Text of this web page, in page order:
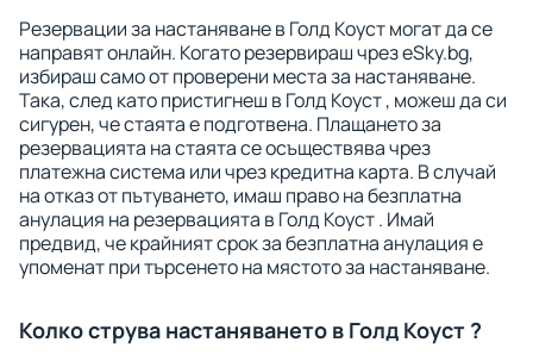
Резервации за настаняване в Голд Коуст могат да се
направят онлайн. Когато резервираш чрез eSky.bg,
избираш само от проверени места за настаняване.
Така, след като пристигнеш в Голд Коуст , можеш да си
сигурен, че стаята е подготвена. Плащането за
резервацията на стаята се осъществява чрез
платежна система или чрез кредитна карта. В случай
на отказ от пътуването, имаш право на безплатна
анулация на резервацията в Голд Коуст . Имай
предвид, че крайният срок за безплатна анулация е
упоменат при търсенето на мястото за настаняване.
Колко струва настаняването в Голд Коуст ?